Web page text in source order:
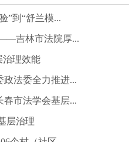
”到“舒兰模...
吉林市法院厚...
治理效能
法委全力推进...
市法学会基层...
层治理